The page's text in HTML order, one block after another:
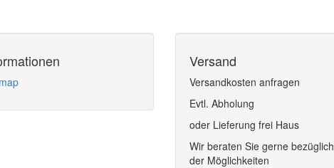
Versand
Versandkosten anfragen
Evtl. Abholung
oder Lieferung frei Haus
Wir beraten Sie gerne bezüglich
der Möglichkeiten